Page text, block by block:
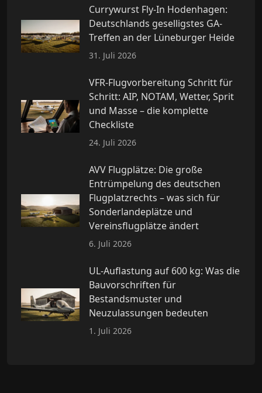
Currywurst Fly-In Hodenhagen:
Deutschlands geselligstes GA-
Treffen an der Lüneburger Heide
31. Juli 2026
VFR-Flugvorbereitung Schritt für
Schritt: AIP, NOTAM, Wetter, Sprit
und Masse – die komplette
Checkliste
24. Juli 2026
AVV Flugplätze: Die große
Entrümpelung des deutschen
Flugplatzrechts – was sich für
Sonderlandeplätze und
Vereinsflugplätze ändert
6. Juli 2026
UL-Auflastung auf 600 kg: Was die
Bauvorschriften für
Bestandsmuster und
Neuzulassungen bedeuten
1. Juli 2026